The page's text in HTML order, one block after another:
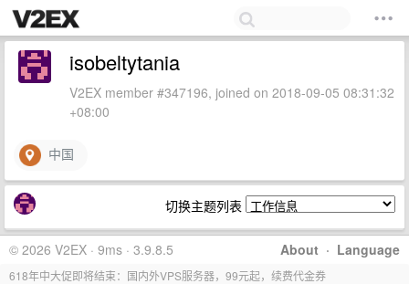
isobeltytania
V2EX member #347196, joined on 2018-09-05 08:31:32
+08:00
中国
切换主题列表
About · Language
© 2026 V2EX · 9ms · 3.9.8.5
618年中大促即将结束：国内外VPS服务器，99元起，续费代金券